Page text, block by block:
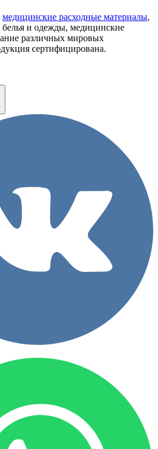
медицинские расходные материалы,
белья и одежды, медицинские
различных мировых
сертифицирована.